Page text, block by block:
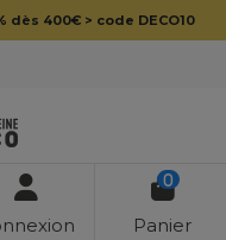
dès 400€ > code DECO10
0
Panier